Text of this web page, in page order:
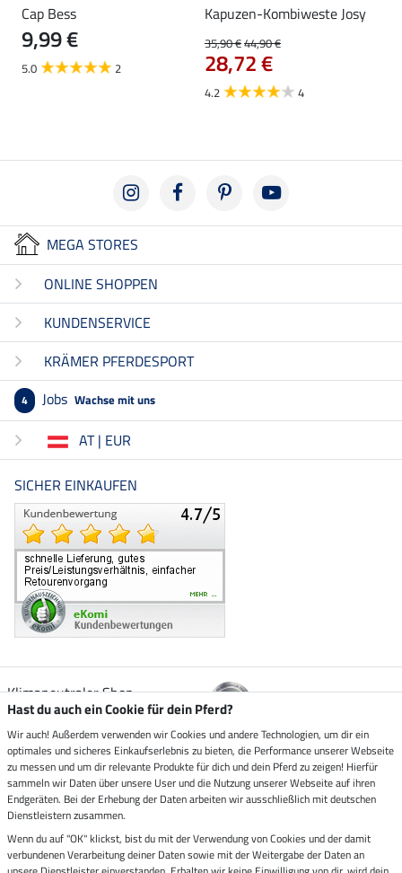
Cap Bess
9,99 €
5.0 2
Kapuzen-Kombiweste Josy
35,90 €44,90 €
28,72 €
4.2 4
MEGA STORES
ONLINE SHOPPEN
KUNDENSERVICE
KRÄMER PFERDESPORT
4 Jobs Wachse mit uns
AT | EUR
SICHER EINKAUFEN
Klimaneutraler Shop
Zustellung durch
Sicher bezahlen mit
Vorkasse
Hast du auch ein Cookie für dein Pferd?
Wir auch! Außerdem verwenden wir Cookies und andere Technologien, um dir ein
optimales und sicheres Einkaufserlebnis zu bieten, die Performance unserer Webseite
zu messen und um dir relevante Produkte für dich und dein Pferd zu zeigen! Hierfür
sammeln wir Daten über unsere User und die Nutzung unserer Webseite auf ihren
Endgeräten. Bei der Erhebung der Daten arbeiten wir ausschließlich mit deutschen
Dienstleistern zusammen.
Wenn du auf "OK" klickst, bist du mit der Verwendung von Cookies und der damit
verbundenen Verarbeitung deiner Daten sowie mit der Weitergabe der Daten an